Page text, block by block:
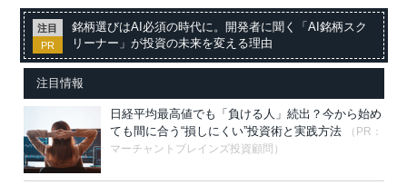
注目
PR
銘柄選びはAI必須の時代に。開発者に聞く「AI銘柄スク
リーナー」が投資の未来を変える理由
注目情報
日経平均最高値でも「負ける人」続出？今から始め
ても間に合う“損しにくい”投資術と実践方法
（PR：
マーチャントブレインズ投資顧問）